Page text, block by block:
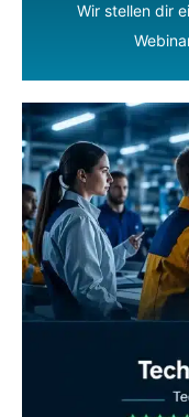
Wir stellen dir